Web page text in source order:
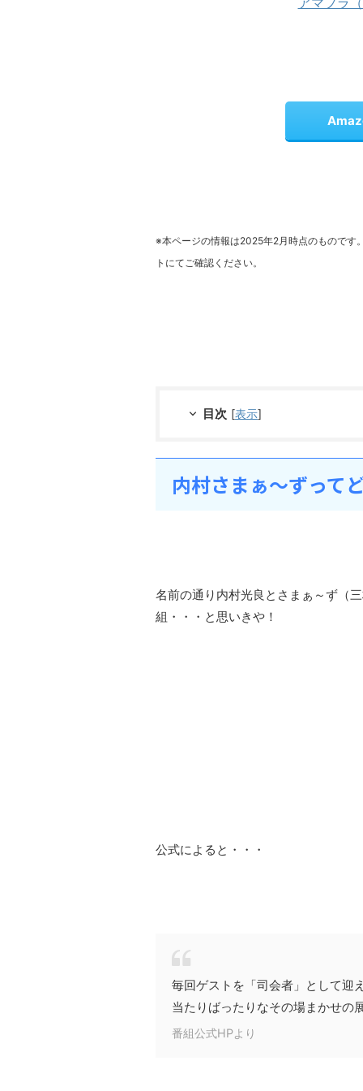
※本ページの情報は2025年2月時点のものです
トにてご確認ください。
目次 [表示]
内村さまぁ～ずって
名前の通り内村光良とさまぁ～ず（
組・・・と思いきや！
公式によると・・・
毎回ゲストを「司会者」として迎
当たりばったりなその場まかせの
番組公式HPより